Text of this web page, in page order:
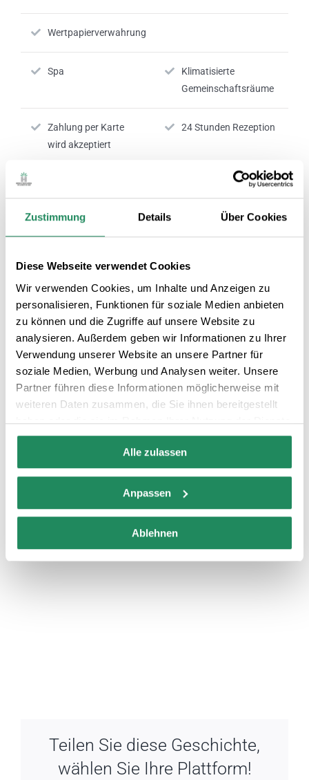
Zustimmung Details Über Cookies
Diese Webseite verwendet Cookies
Wir verwenden Cookies, um Inhalte und Anzeigen zu
personalisieren, Funktionen für soziale Medien anbieten
zu können und die Zugriffe auf unsere Website zu
analysieren. Außerdem geben wir Informationen zu Ihrer
Verwendung unserer Website an unsere Partner für
soziale Medien, Werbung und Analysen weiter. Unsere
Partner führen diese Informationen möglicherweise mit
weiteren Daten zusammen, die Sie ihnen bereitgestellt
haben oder die sie im Rahmen Ihrer Nutzung der Dienste
gesammelt haben.
Alle zulassen
Anpassen
Ablehnen
Wertpapierverwahrung
Spa
Klimatisierte
Gemeinschaftsräume
Zahlung per Karte
wird akzeptiert
24 Stunden Rezeption
Klimatisierte Zimmer Fernseher im Zimmer
Körperpflegeprodukte
Zimmer mit
Internetanschluss
Teilen Sie diese Geschichte,
wählen Sie Ihre Plattform!